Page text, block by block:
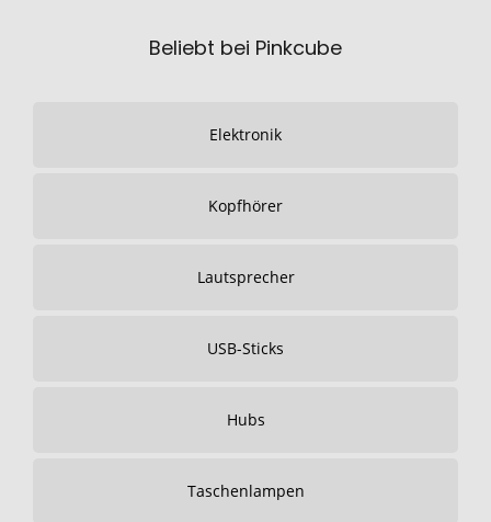
Beliebt bei Pinkcube
Elektronik
Kopfhörer
Lautsprecher
USB-Sticks
Hubs
Taschenlampen